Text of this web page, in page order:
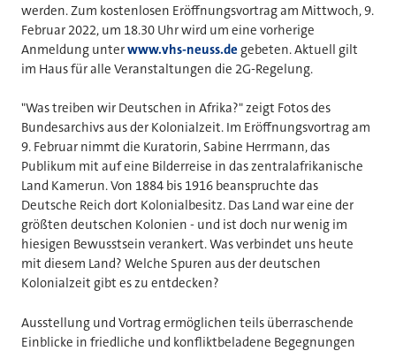
werden. Zum kostenlosen Eröffnungsvortrag am Mittwoch, 9.
Februar 2022, um 18.30 Uhr wird um eine vorherige
Anmeldung unterwww.vhs-neuss.de gebeten. Aktuell gilt
im Haus für alle Veranstaltungen die 2G-Regelung.
"Was treiben wir Deutschen in Afrika?" zeigt Fotos des
Bundesarchivs aus der Kolonialzeit. Im Eröffnungsvortrag am
9. Februar nimmt die Kuratorin, Sabine Herrmann, das
Publikum mit auf eine Bilderreise in das zentralafrikanische
Land Kamerun. Von 1884 bis 1916 beanspruchte das
Deutsche Reich dort Kolonialbesitz. Das Land war eine der
größten deutschen Kolonien - und ist doch nur wenig im
hiesigen Bewusstsein verankert. Was verbindet uns heute
mit diesem Land? Welche Spuren aus der deutschen
Kolonialzeit gibt es zu entdecken?
Ausstellung und Vortrag ermöglichen teils überraschende
Einblicke in friedliche und konfliktbeladene Begegnungen